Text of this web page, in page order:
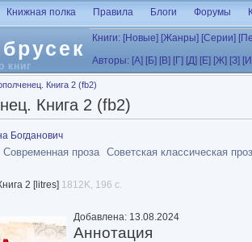
книг
Книжная полка Правила Блоги Форумы
Книги: [Новые] [Жанры] [Серии]
Авторы: [А] [Б] [В] [Г] [Д] [Е] [Ж] [З]
Книга 2 (fb2)
Книга 2 (fb2)
Богданович
Современная проза Советская классическая
2 [litres] 1812K, 196 с.
Добавлена: 13.08.2024
Аннотация